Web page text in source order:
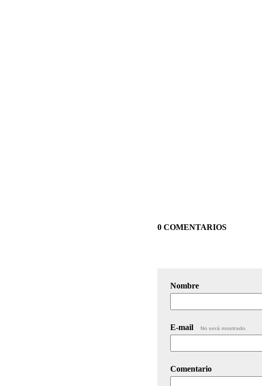
0 COMENTARIOS
Nombre
E-mail No será mostrado.
Comentario